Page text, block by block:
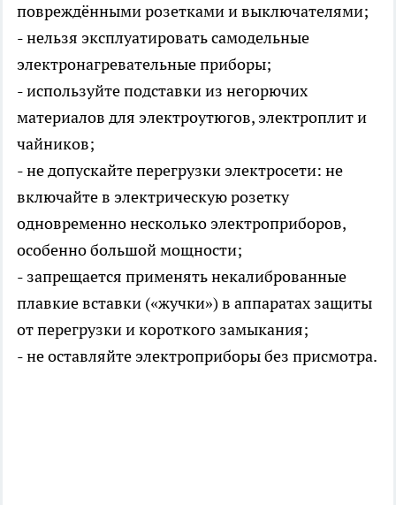
повреждёнными розетками и выключателями;
- нельзя эксплуатировать самодельные
электронагревательные приборы;
- используйте подставки из негорючих
материалов для электроутюгов, электроплит и
чайников;
- не допускайте перегрузки электросети: не
включайте в электрическую розетку
одновременно несколько электроприборов,
особенно большой мощности;
- запрещается применять некалиброванные
плавкие вставки («жучки») в аппаратах защиты
от перегрузки и короткого замыкания;
- не оставляйте электроприборы без присмотра.